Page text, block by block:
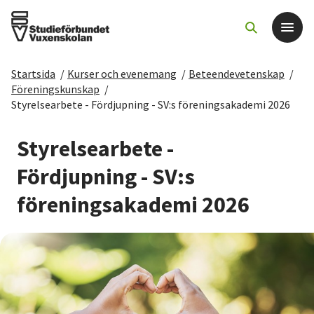
Det här gör vi
Sök kurser och evenemang
Om SV
Starta studiecirkel
Cirkelledare
Startsida / Kurser och evenemang / Beteendevetenskap /
Föreningskunskap /
Styrelsearbete - Fördjupning - SV:s föreningsakademi 2026
Styrelsearbete -
Fördjupning - SV:s
föreningsakademi 2026